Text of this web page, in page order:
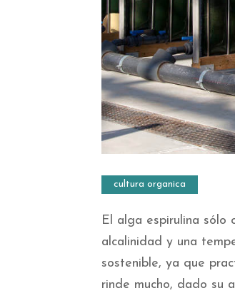
cultura organica
El alga espirulina sólo
alcalinidad y una
sostenible, ya que
rinde mucho, dado su